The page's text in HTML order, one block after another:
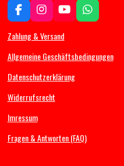
F
a
c
b
o
I
n
s
a
r
m
Y
o
u
u
e
W
h
s
Zahlung & Versand
Allgemeine Geschäftsbedingungen
Datenschutzerklärung
Widerrufsrecht
Imressum
Fragen & Antworten (FAQ)